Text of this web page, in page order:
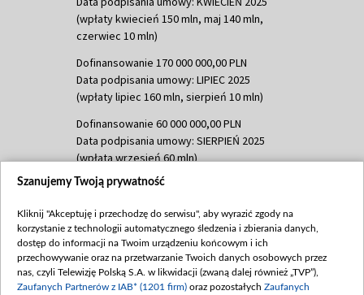
(wpłaty kwiecień 150 mln, maj 140 mln,
czerwiec 10 mln)
Dofinansowanie 170 000 000,00 PLN
Data podpisania umowy: LIPIEC 2025
(wpłaty lipiec 160 mln, sierpień 10 mln)
Dofinansowanie 60 000 000,00 PLN
Data podpisania umowy: SIERPIEŃ 2025
(wpłata wrzesień 60 mln)
Dofinansowanie 635 783 051,21 PLN
(wpłata wrzesień 100 mln, październik 350
mln, listopad 265 mln)
Dofinansowanie 48 862 000,00 PLN
Data podpisania umowy: GRUDZIEŃ 2025
Szanujemy Twoją prywatność
Kliknij "Akceptuję i przechodzę do serwisu", aby wyrazić zgody na
korzystanie z technologii automatycznego śledzenia i zbierania danych,
dostęp do informacji na Twoim urządzeniu końcowym i ich
przechowywanie oraz na przetwarzanie Twoich danych osobowych przez
nas, czyli Telewizję Polską S.A. w likwidacji (zwaną dalej również „TVP”),
Zaufanych Partnerów z IAB* (1201 firm) oraz pozostałych Zaufanych